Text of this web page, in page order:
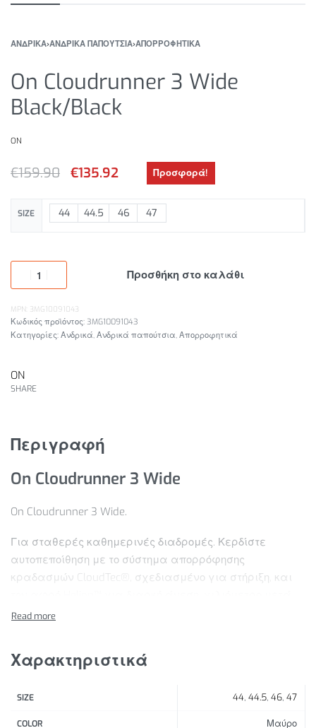
ΑΝΔΡΙΚΑ›ΑΝΔΡΙΚΑ ΠΑΠΟΥΤΣΙΑ›ΑΠΟΡΡΟΦΗΤΙΚΑ
On Cloudrunner 3 Wide
Black/Black
ON
€159.90 €135.92 Προσφορά!
SIZE 44 44.5 46 47
Προσθήκη στο καλάθι
MPN: 3MG10091043
3MG10091043
Κατηγορίες: Ανδρικά, Ανδρικά παπούτσια, Απορροφητικά
ON
SHARE
Περιγραφή
On Cloudrunner 3 Wide
On Cloudrunner 3 Wide.
Για σταθερές καθημερινές διαδρομές. Κερδίστε
αυτοπεποίθηση με το σύστημα απορρόφησης
κραδασμών CloudTec®, σχεδιασμένο για στήριξη, και
χιλιόμετρο.
Σύστημα απορρόφησης κραδασμών CloudTec®
κραδασμών
Χαρακτηριστικά
SIZE 44, 44.5, 46, 47
COLOR Μαύρο